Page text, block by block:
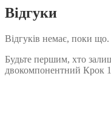
Відгуки
Відгуків немає, поки що.
Будьте першим, хто
двокомпонентний Крок